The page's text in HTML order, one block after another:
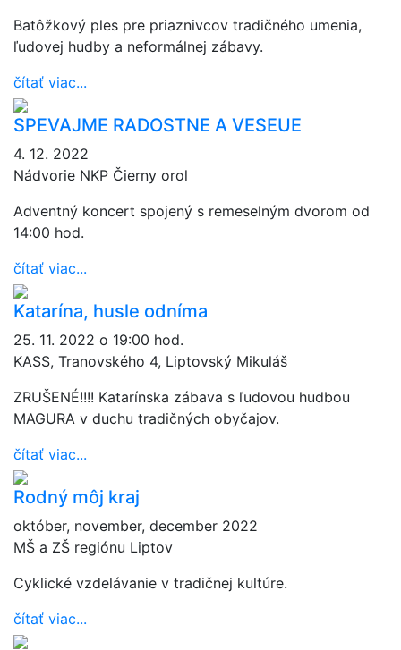
Batôžkový ples pre priaznivcov tradičného umenia,
ľudovej hudby a neformálnej zábavy.
čítať viac...
SPEVAJME RADOSTNE A VESEUE
4. 12. 2022
Nádvorie NKP Čierny orol
Adventný koncert spojený s remeselným dvorom od
14:00 hod.
čítať viac...
Katarína, husle odníma
25. 11. 2022 o 19:00 hod.
KASS, Tranovského 4, Liptovský Mikuláš
ZRUŠENÉ!!!! Katarínska zábava s ľudovou hudbou
MAGURA v duchu tradičných obyčajov.
čítať viac...
Rodný môj kraj
október, november, december 2022
MŠ a ZŠ regiónu Liptov
Cyklické vzdelávanie v tradičnej kultúre.
čítať viac...